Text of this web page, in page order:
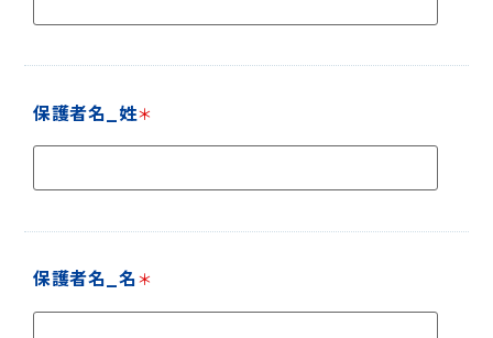
保護者名_姓＊
保護者名_名＊